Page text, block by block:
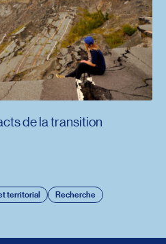
territorial Recherche
de la transition